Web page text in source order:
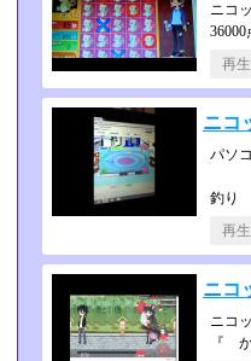
ニコ
再
ニコ
パソ
釣り
再
ニコ
ニコ
『